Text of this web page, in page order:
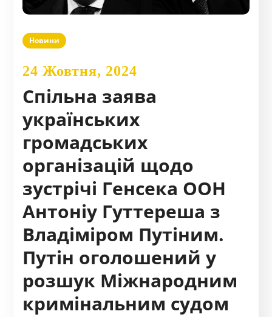
Новини
24 Жовтня, 2024
Спільна заява
українських
громадських
організацій щодо
зустрічі Генсека ООН
Антоніу Гуттереша з
Владіміром Путіним.
Путін оголошений у
розшук Міжнародним
кримінальним судом